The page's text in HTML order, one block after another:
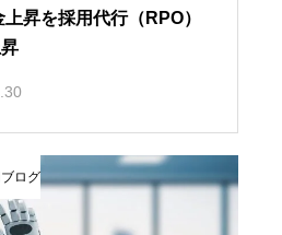
昇を採用代行（RPO）
ログ